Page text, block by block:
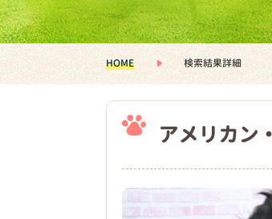
HOME 検索結果詳細
アメリカン